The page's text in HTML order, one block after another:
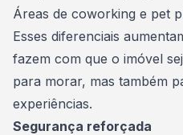
Áreas de coworking e pet
Esses diferenciais
fazem com que o imóvel
para morar, mas também
experiências.
Segurança reforçada